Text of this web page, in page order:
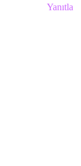
Yanıtla